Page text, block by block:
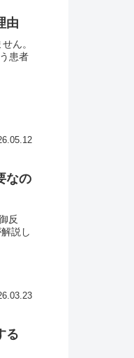
由
ん。
患者
なの
反
説し
る